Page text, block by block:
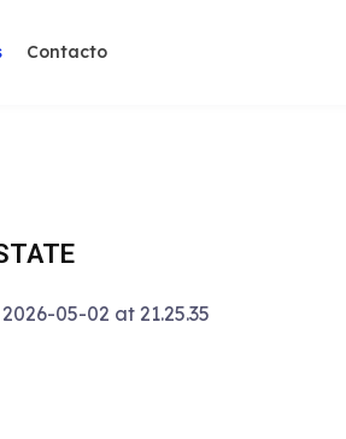
Contacto